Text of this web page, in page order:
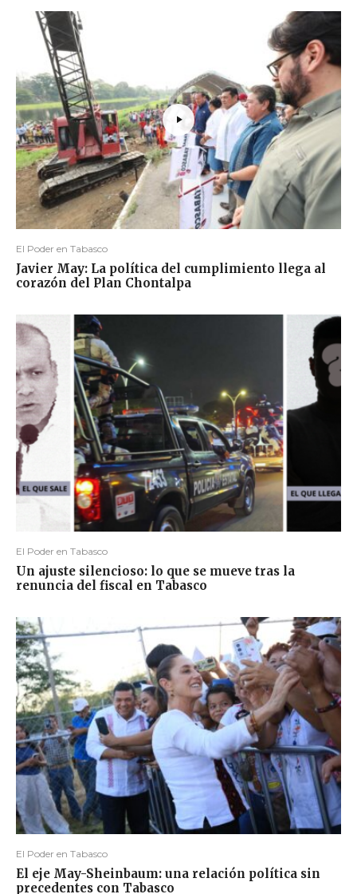
El Poder en Tabasco
Javier May: La política del cumplimiento llega al
corazón del Plan Chontalpa
El Poder en Tabasco
Un ajuste silencioso: lo que se mueve tras la
renuncia del fiscal en Tabasco
El Poder en Tabasco
El eje May-Sheinbaum: una relación política sin
precedentes con Tabasco